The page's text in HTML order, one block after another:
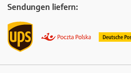
Sendungen liefern: